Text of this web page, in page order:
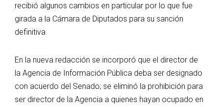
recibió algunos cambios en particular por lo que fue
girada a la Cámara de Diputados para su sanción
definitiva.
En la nueva redacción se incorporó que el director de
la Agencia de Información Pública deba ser designado
con acuerdo del Senado; se eliminó la prohibición para
ser director de la Agencia a quienes hayan ocupado en